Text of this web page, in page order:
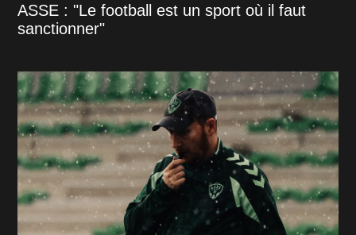
ASSE : "Le football est un sport où il faut
sanctionner"